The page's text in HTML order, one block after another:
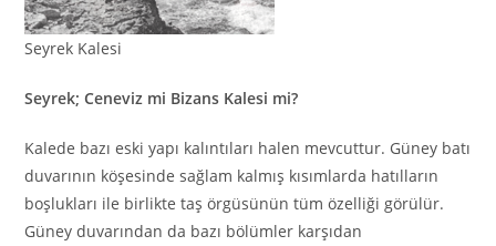
Seyrek Kalesi
Seyrek; Ceneviz mi Bizans Kalesi mi?
Kalede bazı eski yapı kalıntıları halen mevcuttur. Güney batı
duvarının köşesinde sağlam kalmış kısımlarda hatılların
boşlukları ile birlikte taş örgüsünün tüm özelliği görülür.
Güney duvarından da bazı bölümler karşıdan